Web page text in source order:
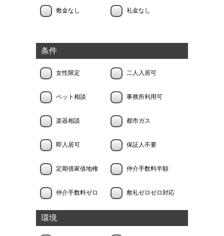
敷金なし 礼金なし
条件
女性限定 二人入居可
ペット相談 事務所利用可
楽器相談 都市ガス
即入居可 保証人不要
定期借家借地権 仲介手数料半額
仲介手数料ゼロ 敷礼ゼロゼロ対応
環境